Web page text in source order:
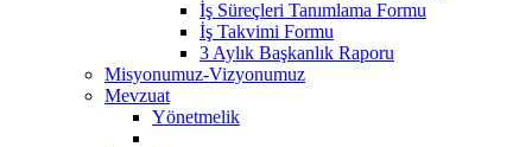
İş Süreçleri Tanımlama Formu
İş Takvimi Formu
3 Aylık Başkanlık Raporu
Misyonumuz-Vizyonumuz
Mevzuat
Yönetmelik